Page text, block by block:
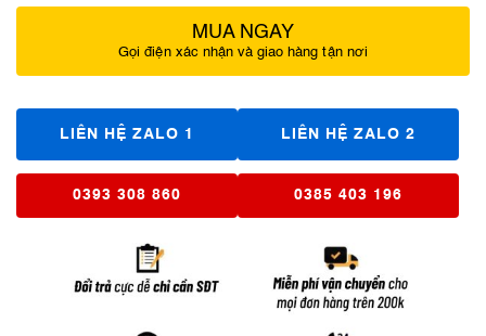
MUA NGAY
Gọi điện xác nhận và giao hàng tận nơi
LIÊN HỆ ZALO 1 LIÊN HỆ ZALO 2
0393 308 860 0385 403 196